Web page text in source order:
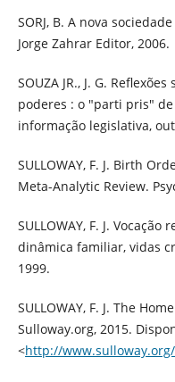
SORJ, B. A nova
Jorge Zahrar Editor, 2006.
SOUZA JR., J. G.
poderes : o "parti pris"
informação legislativa,
SULLOWAY, F. J. Birth
Meta-Analytic Review.
SULLOWAY, F. J.
dinâmica familiar, vidas
1999.
SULLOWAY, F. J. The
Sulloway.org, 2015.
<http://www.sulloway.org/